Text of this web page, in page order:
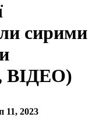
сирими
ВІДЕО)
11, 2023